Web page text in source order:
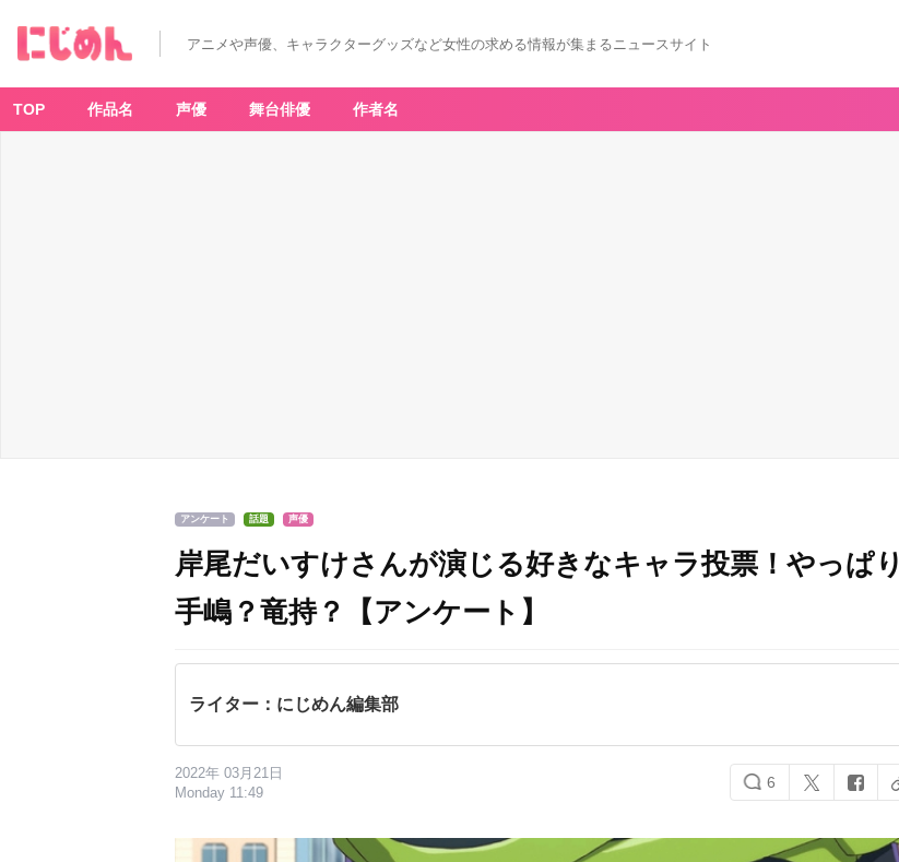
アニメや声優、キャラクターグッズなど女性の求める情報が集まるニュースサイト
TOP 作品名 声優 舞台俳優 作者名
アンケート 話題 声優
岸尾だいすけさんが演じる好きなキャラ投票！やっぱり
手嶋？竜持？【アンケート】
ライター：にじめん編集部
2022年 03月21日
Monday 11:49
6